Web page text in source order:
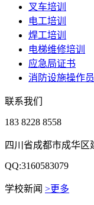
叉车培训
电工培训
焊工培训
电梯维修培训
应急局证书
消防设施操作员
联系我们
183 8228 8558
四川省成都市成华区
QQ:3160583079
学校新闻 >更多